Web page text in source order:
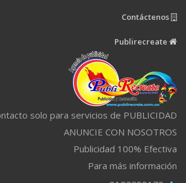
solo para servicios de PUBLICIDAD
ANUNCIE CON NOSOTROS
Publicidad 100% Efectiva
Para más información